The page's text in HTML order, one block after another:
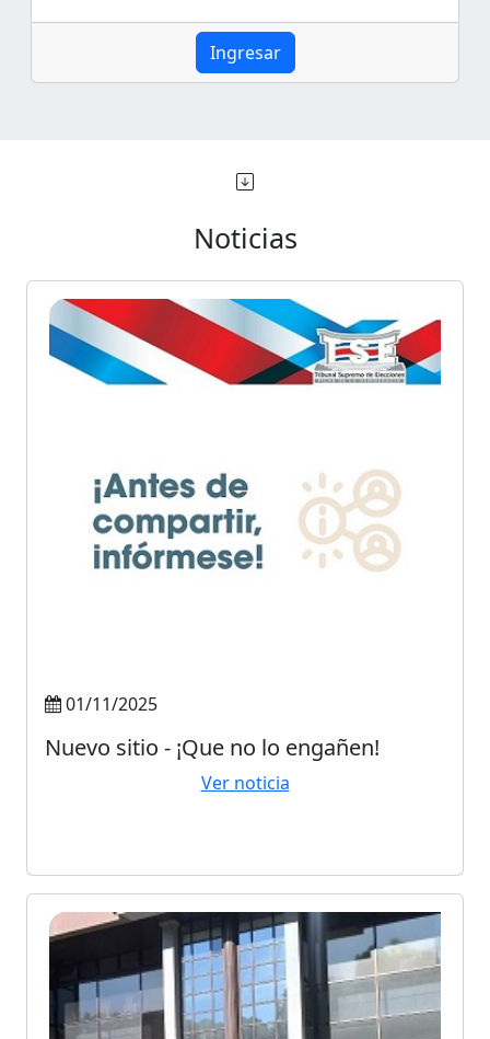
Ingresar
Noticias
01/11/2025
Nuevo sitio - ¡Que no lo engañen!
Ver noticia